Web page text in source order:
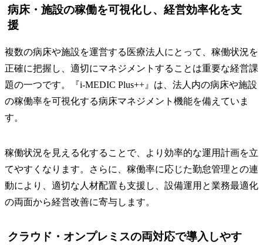
病床・施設の稼働を可視化し、経営効率化を支
援
複数の病床や施設を運営する医療法人にとって、稼働状況を
正確に把握し、適切にマネジメントすることは重要な経営課
題の一つです。『i-MEDIC Plus++』は、法人内の病床や施設
の稼働率を可視化する病床マネジメント機能を備えていま
す。
稼働状況を見える化することで、より効率的な運用計画を立
てやすくなります。さらに、稼働率に応じた勤怠管理との連
動により、適切な人材配置も支援し、設備運用と業務最適化
の両面から経営改善に寄与します。
クラウド・オンプレミスの両対応で導入しやす